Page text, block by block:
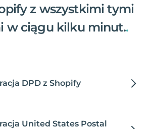
z wszystkimi tymi
w ciągu kilku minut..
DPD z Shopify
United States Postal